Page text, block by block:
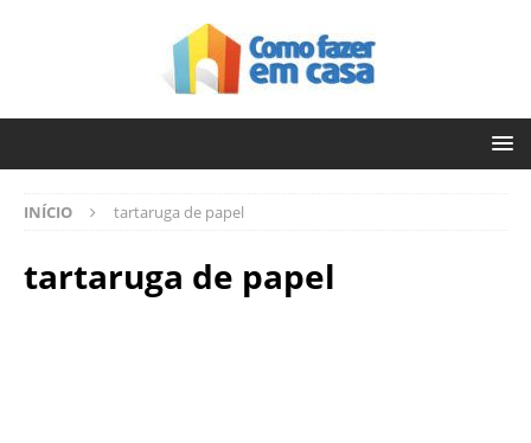
INÍCIO tartaruga de papel
tartaruga de papel